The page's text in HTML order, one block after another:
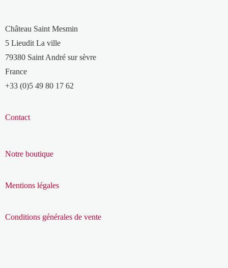
Château Saint Mesmin
5 Lieudit La ville
79380 Saint André sur sèvre
France
+33 (0)5 49 80 17 62
Contact
Notre boutique
Mentions légales
Conditions générales de vente